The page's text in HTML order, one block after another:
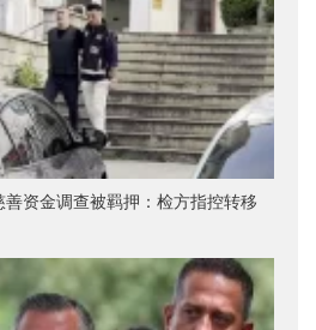
资金调查被羁押：检方指控转移